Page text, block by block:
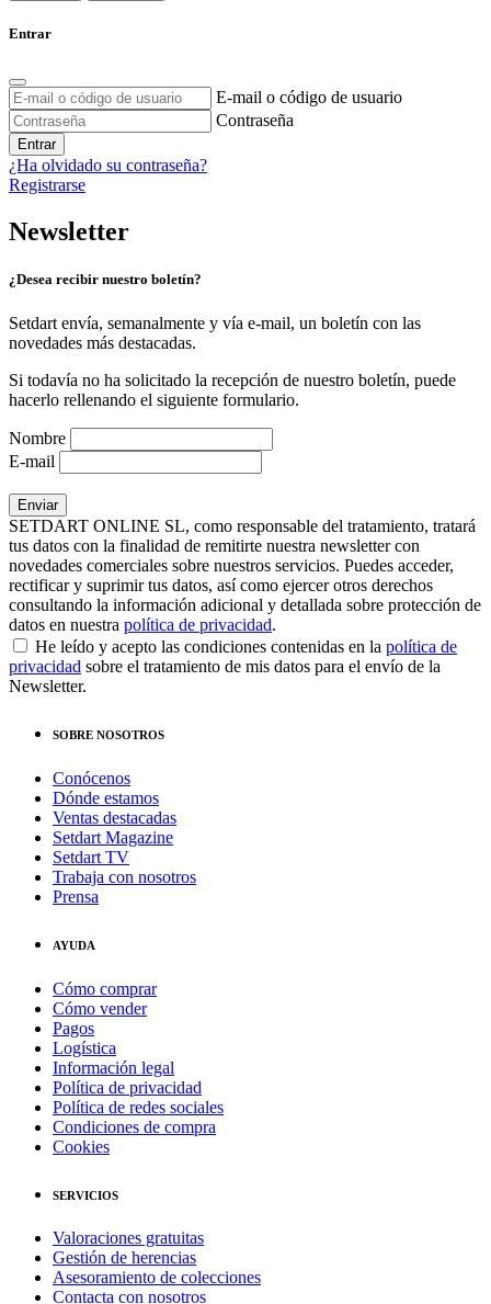
Entrar
E-mail o código de usuario
Contraseña
Entrar
¿Ha olvidado su contraseña?
Registrarse
Newsletter
¿Desea recibir nuestro boletín?
Setdart envía, semanalmente y vía e-mail, un boletín con las
novedades más destacadas.
Si todavía no ha solicitado la recepción de nuestro boletín, puede
hacerlo rellenando el siguiente formulario.
Nombre
E-mail
SETDART ONLINE SL, como responsable del tratamiento, tratará
tus datos con la finalidad de remitirte nuestra newsletter con
novedades comerciales sobre nuestros servicios. Puedes acceder,
rectificar y suprimir tus datos, así como ejercer otros derechos
consultando la información adicional y detallada sobre protección de
datos en nuestra política de privacidad.
He leído y acepto las condiciones contenidas en la política de
privacidad sobre el tratamiento de mis datos para el envío de la
Newsletter.
SOBRE NOSOTROS
Conócenos
Dónde estamos
Ventas destacadas
Setdart Magazine
Setdart TV
Trabaja con nosotros
Prensa
AYUDA
Cómo comprar
Cómo vender
Pagos
Logística
Información legal
Política de privacidad
Política de redes sociales
Condiciones de compra
Cookies
SERVICIOS
Valoraciones gratuitas
Gestión de herencias
Asesoramiento de colecciones
Contacta con nosotros